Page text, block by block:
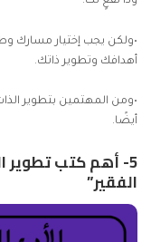
•ولكن يجب إختيار مسارك
أهدافك وتطوير ذاتك.
•ومن المهتمين بتطوير
أيضًا.
5- أهم كتب تطوير
الفقير”